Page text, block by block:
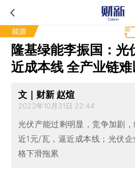
能源
隆基绿能李振国：光
近成本线 全产业链难
文｜财新 赵煊
2023年10月31日 22:44
光伏产能过剩明显，竞争加剧
近1元/瓦，逼近成本线；光伏
格下滑拖累